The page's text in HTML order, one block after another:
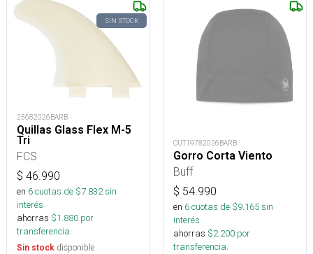
SIN STOCK
25682026BARB
Quillas Glass Flex M-5
Tri
FCS
$ 46.990
en 6cuotas de $7.832sin
interés
ahorras $1.880 por
transferencia.
Sin stock disponible
OUT19782026BARB
Gorro Corta Viento
Buff
$ 54.990
en 6cuotas de $9.165sin
interés
ahorras $2.200 por
transferencia.